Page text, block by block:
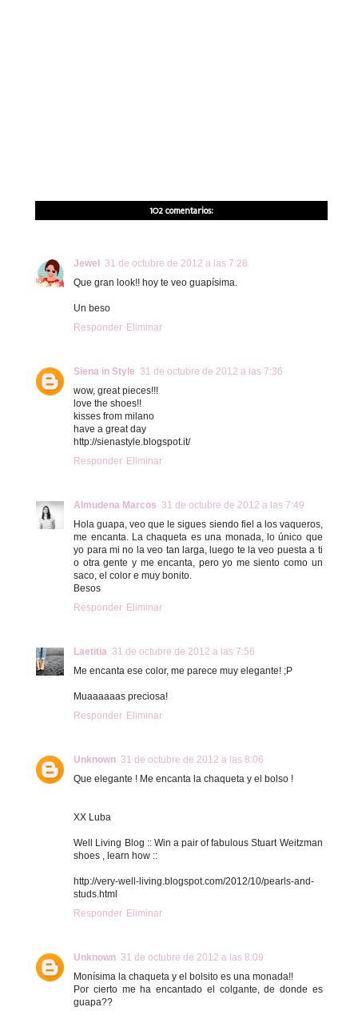
102 comentarios:
Jewel 31 de octubre de 2012 a las 7:28
Que gran look!! hoy te veo guapísima.
Un beso
Responder Eliminar
Siena in Style 31 de octubre de 2012 a las 7:36
wow, great pieces!!!
love the shoes!!
kisses from milano
have a great day
http://sienastyle.blogspot.it/
Responder Eliminar
Almudena Marcos 31 de octubre de 2012 a las 7:49
Hola guapa, veo que le sigues siendo fiel a los vaqueros,
me encanta. La chaqueta es una monada, lo único que
yo para mi no la veo tan larga, luego te la veo puesta a ti
o otra gente y me encanta, pero yo me siento como un
saco, el color e muy bonito.
Besos
Responder Eliminar
Laetitia 31 de octubre de 2012 a las 7:56
Me encanta ese color, me parece muy elegante! ;P
Muaaaaaas preciosa!
Responder Eliminar
Unknown 31 de octubre de 2012 a las 8:06
Que elegante ! Me encanta la chaqueta y el bolso !
XX Luba
Well Living Blog :: Win a pair of fabulous Stuart Weitzman
shoes , learn how ::
http://very-well-living.blogspot.com/2012/10/pearls-and-
studs.html
Responder Eliminar
Unknown 31 de octubre de 2012 a las 8:09
Monísima la chaqueta y el bolsito es una monada!!
Por cierto me ha encantado el colgante, de donde es
guapa??